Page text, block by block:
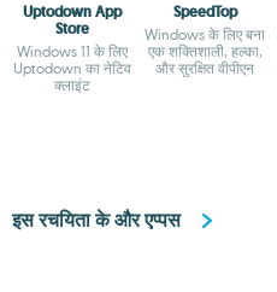
Uptodown App
Store
Windows 11 के लिए
Uptodown का नेटिव
क्लाइंट
SpeedTop
Windows के लिए बना
एक शक्तिशाली, हल्का,
और सुरक्षित वीपीएन
इस रचयिता के और एप्पस